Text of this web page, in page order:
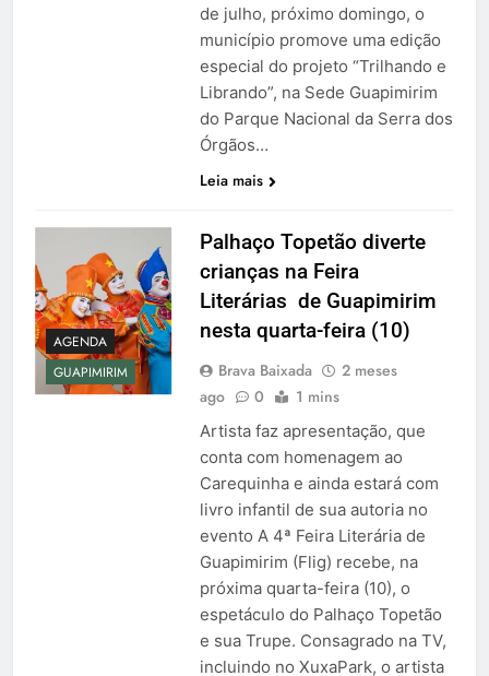
de julho, próximo domingo, o
município promove uma edição
especial do projeto “Trilhando e
Librando”, na Sede Guapimirim
do Parque Nacional da Serra dos
Órgãos…
Leia mais
AGENDA
GUAPIMIRIM
Palhaço Topetão diverte
crianças na Feira
Literárias de Guapimirim
nesta quarta-feira (10)
Brava Baixada
2 meses
ago
0 1 mins
Artista faz apresentação, que
conta com homenagem ao
Carequinha e ainda estará com
livro infantil de sua autoria no
evento A 4ª Feira Literária de
Guapimirim (Flig) recebe, na
próxima quarta-feira (10), o
espetáculo do Palhaço Topetão
e sua Trupe. Consagrado na TV,
incluindo no XuxaPark, o artista